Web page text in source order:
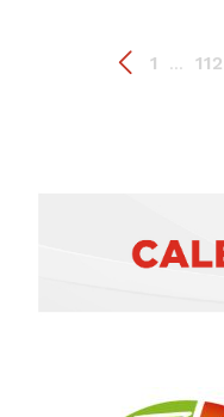
1 ... 112